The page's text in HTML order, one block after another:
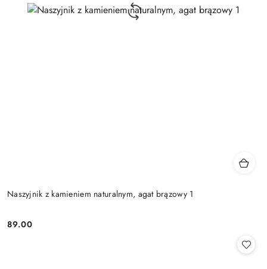
Naszyjnik z kamieniem naturalnym, agat brązowy 1
Cena:
89.00